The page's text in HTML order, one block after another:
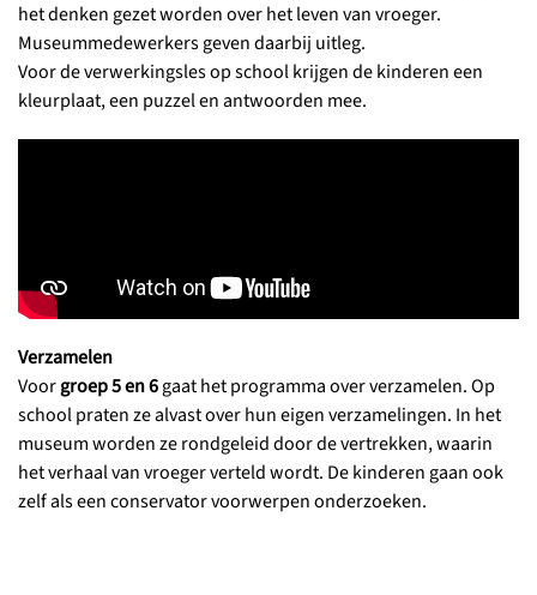
het denken gezet worden over het leven van vroeger.
Museummedewerkers geven daarbij uitleg.
Voor de verwerkingsles op school krijgen de kinderen een
kleurplaat, een puzzel en antwoorden mee.
Verzamelen
Voorgroep 5 en 6gaat het programma over verzamelen. Op
school praten ze alvast over hun eigen verzamelingen. In het
museum worden ze rondgeleid door de vertrekken, waarin
het verhaal van vroeger verteld wordt. De kinderen gaan ook
zelf als een conservator voorwerpen onderzoeken.